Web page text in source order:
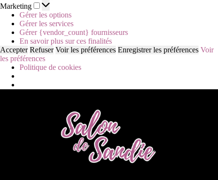
Marketing
Gérer les options
Gérer les services
Gérer {vendor_count} fournisseurs
En savoir plus sur ces finalités
Accepter Refuser Voir les préférences Enregistrer les préférences Voir
les préférences
Politique de cookies